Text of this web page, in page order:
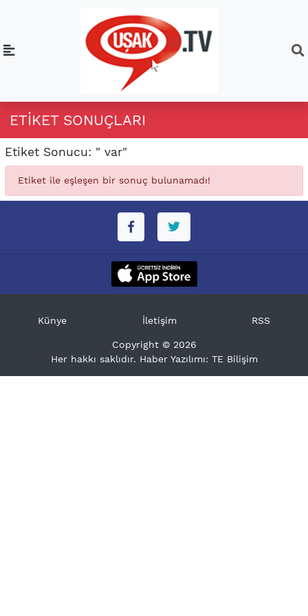
ETIKET SONUÇLARI
Etiket Sonucu: " var"
Etiket ile eşleşen bir sonuç bulunamadı!
Künye İletişim RSS
Copyright © 2026
Her hakkı saklıdır. Haber Yazılımı: TE Bilişim